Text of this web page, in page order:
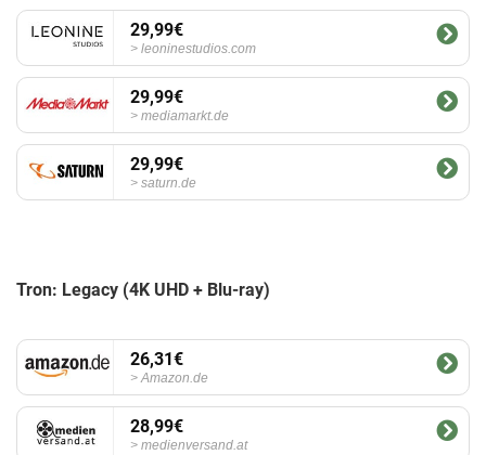
29,99€
leoninestudios.com
29,99€
mediamarkt.de
29,99€
saturn.de
Tron: Legacy (4K UHD + Blu-ray)
26,31€
Amazon.de
28,99€
medienversand.at